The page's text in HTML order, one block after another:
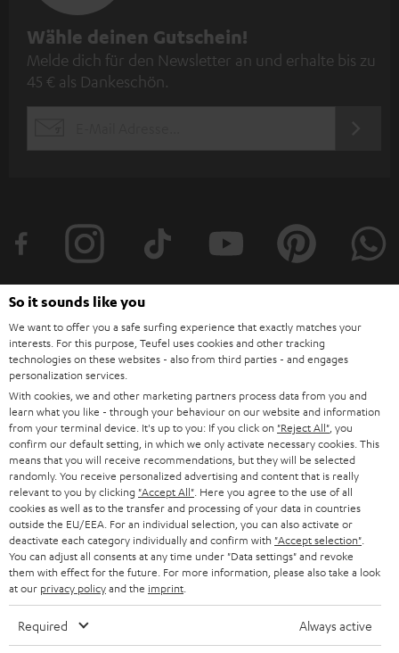
N
e
w
e
a
n
m
e
l
d
u
n
g
Wähle deinen Gutschein!
Melde dich für den Newsletter an und erhalte bis zu
45 € als Dankeschön.
Kategorien
HEIMKINO
HEIMKINO-KOMPLETTANLAGEN
SOUNDBARS
STEREO
SMART HOME
BLUETOOTH-LAUTSPRECHER
SUPPORT
KARRIERE
PRESSE & MARKETING
GESCHÄFTSKUNDEN
PARTNERPROGRAMM
BLOG
Teufel Onlineshops
DEUTSCHLAND
ÖSTERREICH
SCHWEIZ
NIEDERLANDE
So it sounds like you
We want to offer you a safe surfing experience that exactly matches your
interests. For this purpose, Teufel uses cookies and other tracking
technologies on these websites - also from third parties - and engages
personalization services.
With cookies, we and other marketing partners process data from you and
learn what you like - through your behaviour on our website and information
from your terminal device. It's up to you: If you click on "Reject All" , you
confirm our default setting, in which we only activate necessary cookies. This
means that you will receive recommendations, but they will be selected
randomly. You receive personalized advertising and content that is really
relevant to you by clicking "Accept All" . Here you agree to the use of all
cookies as well as to the transfer and processing of your data in countries
outside the EU/EEA. For an individual selection, you can also activate or
deactivate each category individually and confirm with "Accept selection"
You can adjust all consents at any time under "Data settings" and revoke
them with effect for the future. For more information, please also take a look
at our privacy policyand the imprint
Required Always active